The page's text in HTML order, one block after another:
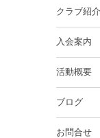
クラブ紹介
入会案内
活動概要
ブログ
お問合せ